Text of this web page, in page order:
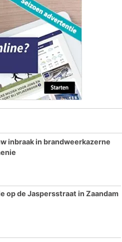
inbraak in brandweerkazerne
op de Jaspersstraat in Zaandam